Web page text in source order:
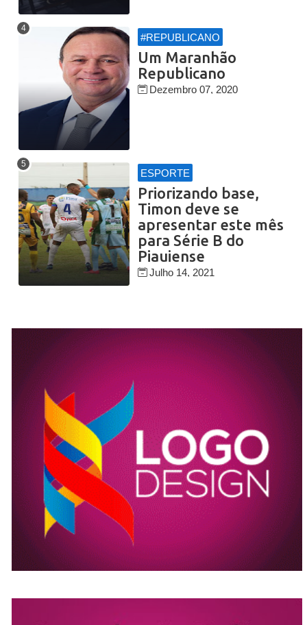
#REPUBLICANO
Um Maranhão
Republicano
Dezembro 07, 2020
ESPORTE
Priorizando base,
Timon deve se
apresentar este mês
para Série B do
Piauiense
Julho 14, 2021